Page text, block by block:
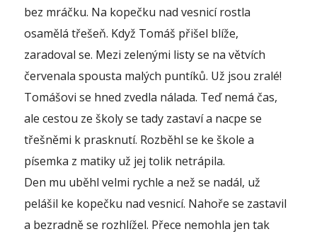
bez mráčku. Na kopečku nad vesnicí rostla
osamělá třešeň. Když Tomáš přišel blíže,
zaradoval se. Mezi zelenými listy se na větvích
červenala spousta malých puntíků. Už jsou zralé!
Tomášovi se hned zvedla nálada. Teď nemá čas,
ale cestou ze školy se tady zastaví a nacpe se
třešněmi k prasknutí. Rozběhl se ke škole a
písemka z matiky už jej tolik netrápila.
Den mu uběhl velmi rychle a než se nadál, už
pelášil ke kopečku nad vesnicí. Nahoře se zastavil
a bezradně se rozhlížel. Přece nemohla jen tak